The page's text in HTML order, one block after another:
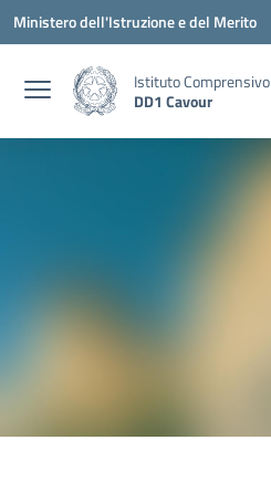
Vai ai contenuti
Vai al menu di navigazione
Vai al footer
Ministero dell'Istruzione e del Merito
Istituto Comprensivo
DD1 Cavour